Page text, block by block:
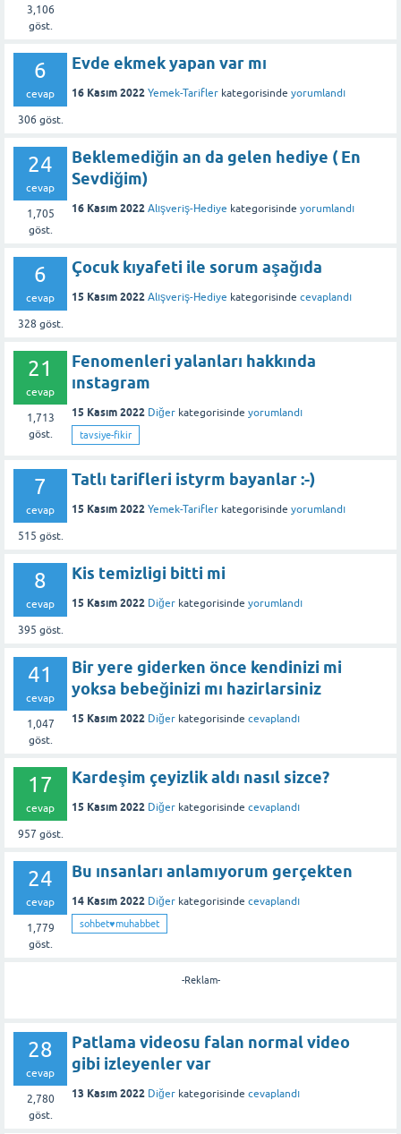
3,106
göst.
6
cevap
306 göst.
Evde ekmek yapan var mı
16 Kasım 2022 Yemek-Tarifler kategorisinde yorumlandı
24
cevap
1,705
göst.
Beklemediğin an da gelen hediye ( En
Sevdiğim)
16 Kasım 2022 Alışveriş-Hediye kategorisinde yorumlandı
6
cevap
328 göst.
Çocuk kıyafeti ile sorum aşağıda
15 Kasım 2022 Alışveriş-Hediye kategorisinde cevaplandı
21
cevap
1,713
göst.
Fenomenleri yalanları hakkında
ınstagram
15 Kasım 2022 Diğer kategorisinde yorumlandı
tavsiye-fikir
7
cevap
515 göst.
Tatlı tarifleri istyrm bayanlar :-)
15 Kasım 2022 Yemek-Tarifler kategorisinde yorumlandı
8
cevap
395 göst.
Kis temizligi bitti mi
15 Kasım 2022 Diğer kategorisinde yorumlandı
41
cevap
1,047
göst.
Bir yere giderken önce kendinizi mi
yoksa bebeğinizi mı hazirlarsiniz
15 Kasım 2022 Diğer kategorisinde cevaplandı
17
cevap
957 göst.
Kardeşim çeyizlik aldı nasıl sizce?
15 Kasım 2022 Diğer kategorisinde cevaplandı
24
cevap
1,779
göst.
Bu ınsanları anlamıyorum gerçekten
14 Kasım 2022 Diğer kategorisinde cevaplandı
sohbet♥️muhabbet
-Reklam-
28
cevap
2,780
göst.
Patlama videosu falan normal video
gibi izleyenler var
13 Kasım 2022 Diğer kategorisinde cevaplandı